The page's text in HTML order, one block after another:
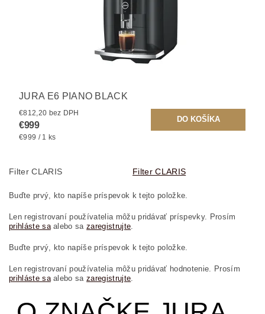
JURA E6 PIANO BLACK
€812,20 bez DPH
€999
€999 / 1 ks
Filter CLARIS Filter CLARIS
Buďte prvý, kto napíše príspevok k tejto položke.
Len registrovaní používatelia môžu pridávať príspevky. Prosím
prihláste saalebo sazaregistrujte
Buďte prvý, kto napíše príspevok k tejto položke.
Len registrovaní používatelia môžu pridávať hodnotenie. Prosím
prihláste saalebo sazaregistrujte